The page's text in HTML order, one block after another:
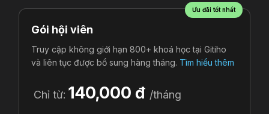
Ưu đãi tốt nhất
Gói hội viên
Truy cập không giới hạn 800+ khoá học tại Gitiho
và liên tục được bổ sung hàng tháng. Tìm hiểu thêm
Chỉ từ: 140,000 đ /tháng